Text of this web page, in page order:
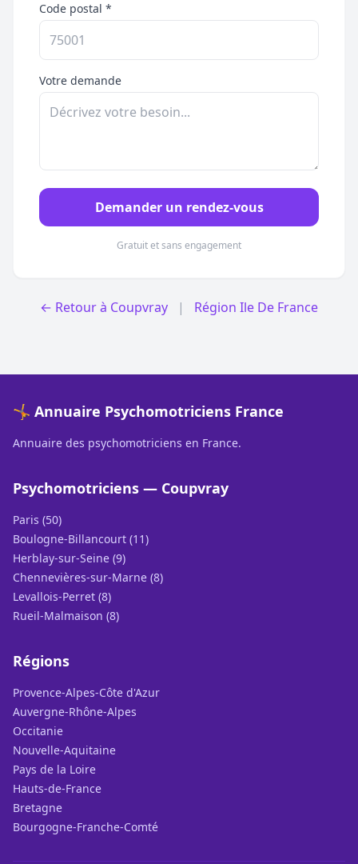
Code postal *
Votre demande
Demander un rendez-vous
Gratuit et sans engagement
← Retour à Coupvray | Région Ile De France
🤸 Annuaire Psychomotriciens France
Annuaire des psychomotriciens en France.
Psychomotriciens — Coupvray
Paris (50)
Boulogne-Billancourt (11)
Herblay-sur-Seine (9)
Chennevières-sur-Marne (8)
Levallois-Perret (8)
Rueil-Malmaison (8)
Régions
Provence-Alpes-Côte d'Azur
Auvergne-Rhône-Alpes
Occitanie
Nouvelle-Aquitaine
Pays de la Loire
Hauts-de-France
Bretagne
Bourgogne-Franche-Comté